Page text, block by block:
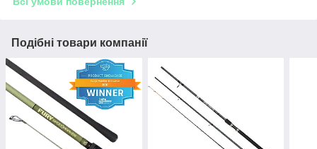
Подібні товари компанії